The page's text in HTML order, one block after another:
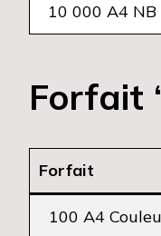
10 000 A4 NB
Forfait
Forfait
100 A4